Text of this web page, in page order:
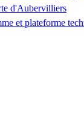
d'Aubervilliers
et plateforme